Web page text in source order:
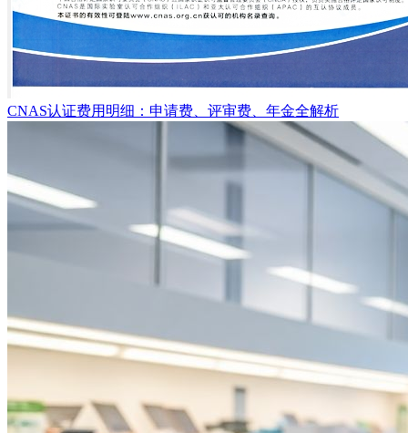
CNAS认证费用明细：申请费、评审费、年金全解析